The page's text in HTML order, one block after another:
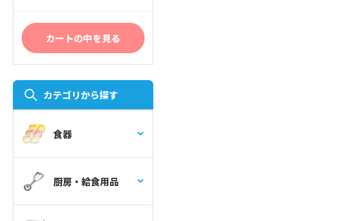
カートの中を見る
カテゴリから探す
食器
厨房・給食用品